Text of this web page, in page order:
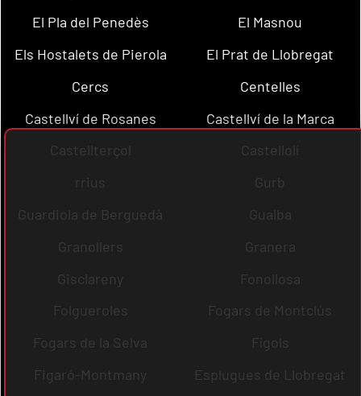
El Pla del Penedès
El Masnou
Els Hostalets de Pierola
El Prat de Llobregat
Cercs
Centelles
Castellví de Rosanes
Castellví de la Marca
Castellterçol
Castellolí
rrius
Gurb
Guardiola de Berguedà
Gualba
Granollers
Granera
Gisclareny
Fonollosa
Folgueroles
Fogars de Montclús
Fogars de la Selva
Fígols
Figaró-Montmany
Esplugues de Llobregat